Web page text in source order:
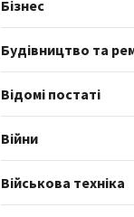
Бізнес
Будівництво та
Відомі постаті
Війни
Військова техніка